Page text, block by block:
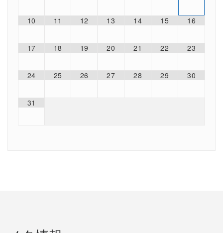
10 11 12 13 14 15 16
17 18 19 20 21 22 23
24 25 26 27 28 29 30
31